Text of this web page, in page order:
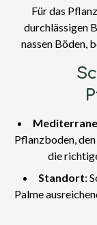
Für das
durchlässigen
nassen Böden,
Pflanzboden,
die
Standort:
Palme